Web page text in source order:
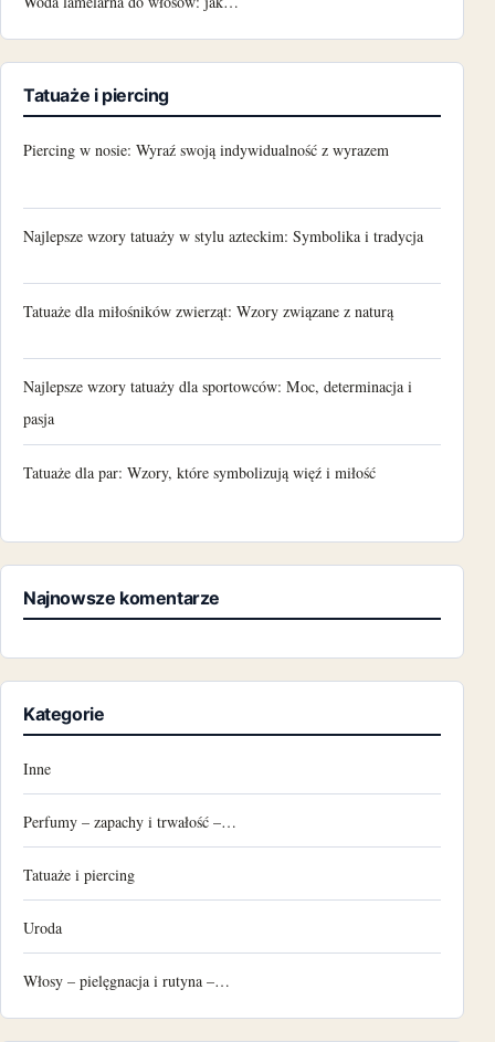
Tatuaże i piercing
Piercing w nosie: Wyraź swoją indywidualność z wyrazem
Najlepsze wzory tatuaży w stylu azteckim: Symbolika i tradycja
Tatuaże dla miłośników zwierząt: Wzory związane z naturą
Najlepsze wzory tatuaży dla sportowców: Moc, determinacja i
pasja
Tatuaże dla par: Wzory, które symbolizują więź i miłość
Najnowsze komentarze
Kategorie
Inne
Perfumy – zapachy i trwałość –…
Tatuaże i piercing
Uroda
Włosy – pielęgnacja i rutyna –…